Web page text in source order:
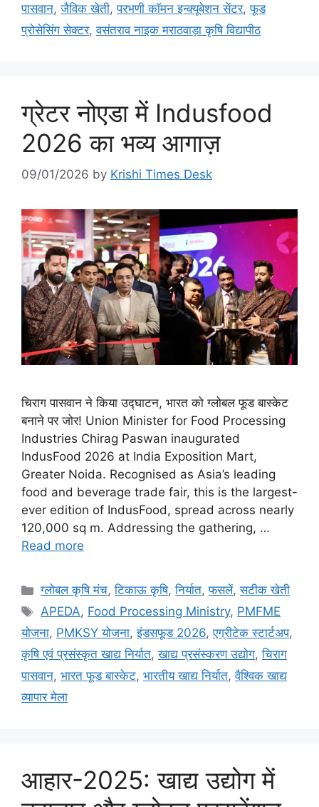
पासवान,जैविक खेती,परभणी कॉमन इन्क्यूबेशन सेंटर,फूड
प्रोसेसिंग सेक्टर,वसंतराव नाइक मराठवाड़ा कृषि विद्यापीठ
ग्रेटर नोएडा में Indusfood
2026 का भव्य आगाज़
09/01/2026 by Krishi Times Desk
चिराग पासवान ने किया उद्घाटन, भारत को ग्लोबल फूड बास्केट
बनाने पर जोर! Union Minister for Food Processing
Industries Chirag Paswan inaugurated
IndusFood 2026 at India Exposition Mart,
Greater Noida. Recognised as Asia’s leading
food and beverage trade fair, this is the largest-
ever edition of IndusFood, spread across nearly
120,000 sq m. Addressing the gathering, …
Read more
ग्लोबल कृषि मंच,टिकाऊ कृषि,निर्यात,फसलें,सटीक खेती
APEDA, Food Processing Ministry, PMFME
योजना, PMKSY योजना,इंडसफूड 2026,एग्रीटेक स्टार्टअप,
कृषि एवं प्रसंस्कृत खाद्य निर्यात,खाद्य प्रसंस्करण उद्योग,चिराग
पासवान, भारत फूड बास्केट, भारतीय खाद्य निर्यात,वैश्विक खाद्य
व्यापार मेला
आहार-2025: खाद्य उद्योग में